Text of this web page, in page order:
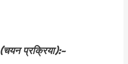
(चयन प्रक्रिया):-